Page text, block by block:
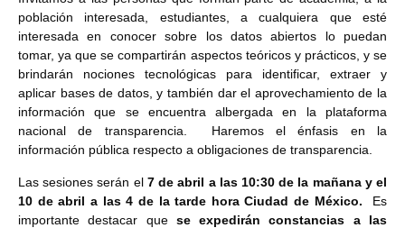
población interesada, estudiantes, a cualquiera que esté
interesada en conocer sobre los datos abiertos lo puedan
tomar, ya que se compartirán aspectos teóricos y prácticos, y se
brindarán nociones tecnológicas para identificar, extraer y
aplicar bases de datos, y también dar el aprovechamiento de la
información que se encuentra albergada en la plataforma
nacional de transparencia. Haremos el énfasis en la
información pública respecto a obligaciones de transparencia.
Las sesiones serán el 7 de abril a las 10:30 de la mañana y el
10 de abril a las 4 de la tarde hora Ciudad de México.
Es
importante destacar que se expedirán constancias a las